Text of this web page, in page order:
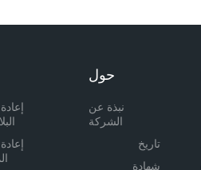
حول
نبذة عن
الشركة
تاريخ
شهادة